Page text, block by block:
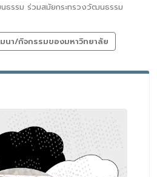
ธรรม ร่วมสมัยกระทรวงวัฒนธรรม
นา/กิจกรรมของมหาวิทยาลัย